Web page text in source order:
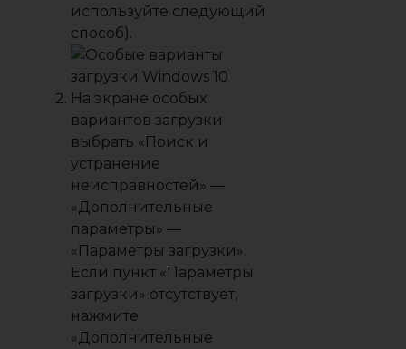
используйте следующий
способ).
На экране особых
вариантов загрузки
выбрать «Поиск и
устранение
неисправностей» —
«Дополнительные
параметры» —
«Параметры загрузки».
Если пункт «Параметры
загрузки» отсутствует,
нажмите
«Дополнительные